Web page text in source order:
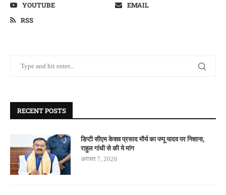
YOUTUBE
EMAIL
RSS
RECENT POSTS
डिप्टी सीएम केशव प्रसाद मौर्य का पप्पू यादव पर निशाना,
राहुल गांधी से की ये मांग
अगस्त 7, 2026